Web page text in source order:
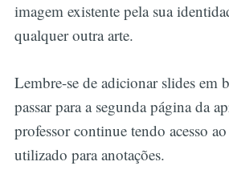
imagem existente pela sua
qualquer outra arte.
Lembre-se de adicionar slides em
passar para a segunda página da
professor continue tendo acesso
utilizado para anotações.